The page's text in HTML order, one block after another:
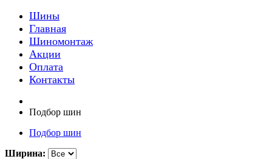
Шины
Главная
Шиномонтаж
Акции
Оплата
Контакты
Подбор шин
Подбор шин
Ширина: